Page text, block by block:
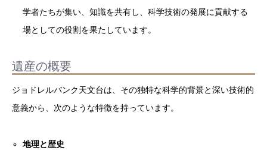
学者たちが集い、知識を共有し、科学技術の発展に貢献する
場としての役割を果たしています。
遺産の概要
ジョドレルバンク天文台は、その独特な科学的背景と深い技術的
意義から、次のような特徴を持っています。
地理と歴史